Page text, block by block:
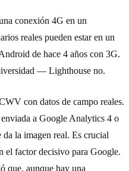
conexión 4G en un
reales pueden estar en un
de hace 4 años con 3G.
— Lighthouse no.
con datos de campo reales.
a Google Analytics 4 o
la imagen real. Es crucial
el factor decisivo para Google.
que, aunque hay una